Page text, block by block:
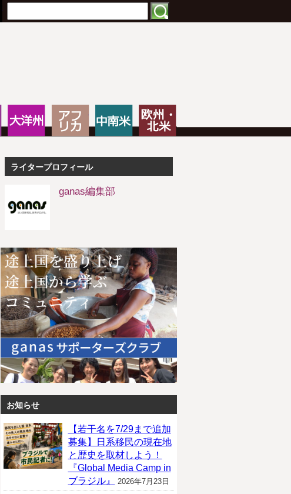
RSS
大洋州 中南米
ライタープロフィール
ganas編集部
お知らせ
【若干名を7/29まで追加
募集】日系移民の現在地
と歴史を取材しよう！
『Global Media Camp in
ブラジル』
2026年7月23日